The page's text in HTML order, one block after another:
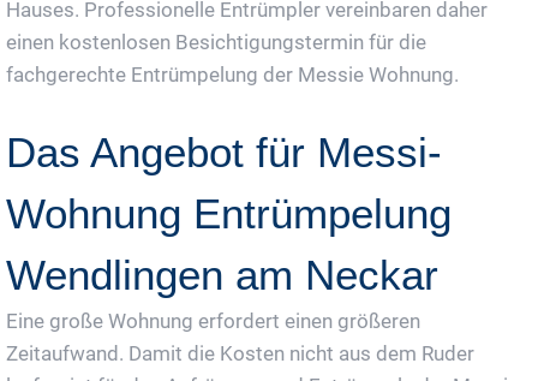
Hauses. Professionelle Entrümpler vereinbaren daher
einen kostenlosen Besichtigungstermin für die
fachgerechte Entrümpelung der Messie Wohnung.
Das Angebot für Messi-
Wohnung Entrümpelung
Wendlingen am Neckar
Eine große Wohnung erfordert einen größeren
Zeitaufwand. Damit die Kosten nicht aus dem Ruder